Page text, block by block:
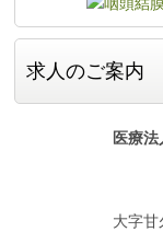
求人のご案内
医療
大字甘